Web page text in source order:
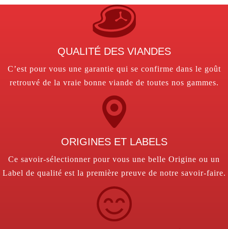
QUALITÉ DES VIANDES
C’est pour vous une garantie qui se confirme dans le goût
retrouvé de la vraie bonne viande de toutes nos gammes.
ORIGINES ET LABELS
Ce savoir-sélectionner pour vous une belle Origine ou un
Label de qualité est la première preuve de notre savoir-faire.